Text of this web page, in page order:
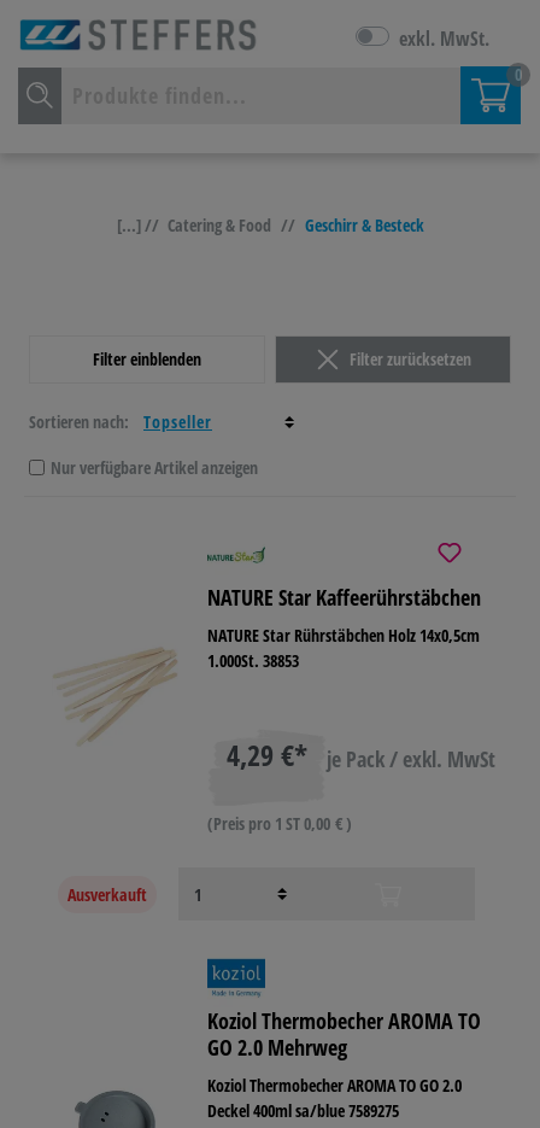
exkl. MwSt.
0
[...] // Catering & Food // Geschirr & Besteck
Filter einblenden Filter zurücksetzen
Sortieren nach:
Nur verfügbare Artikel anzeigen
NATURE Star Kaffeerührstäbchen
NATURE Star Rührstäbchen Holz 14x0,5cm
1.000St. 38853
4,29 €* je Pack / exkl. MwSt
(Preis pro 1 ST 0,00 € )
Ausverkauft
Koziol Thermobecher AROMA TO
GO 2.0 Mehrweg
Koziol Thermobecher AROMA TO GO 2.0
Deckel 400ml sa/blue 7589275